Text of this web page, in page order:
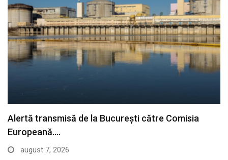
Alertă transmisă de la București către Comisia
Europeană.…
august 7, 2026